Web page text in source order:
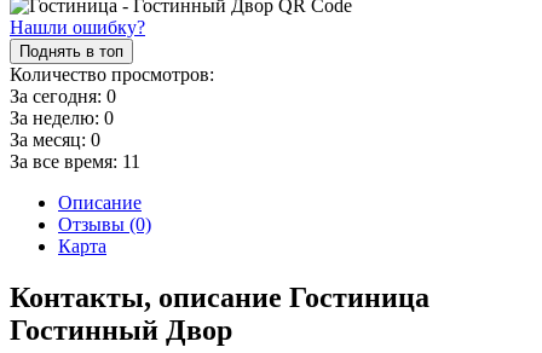
Нашли ошибку?
Поднять в топ
Количество просмотров:
За сегодня: 0
За неделю: 0
За месяц: 0
За все время: 11
Описание
Отзывы (0)
Карта
Контакты, описание Гостиница
Гостинный Двор